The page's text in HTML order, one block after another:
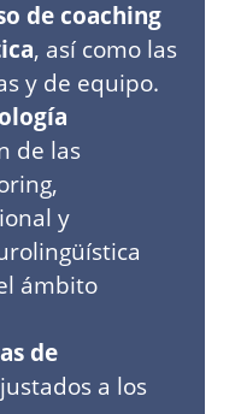
de coaching
, así como las
y de equipo.
de las
y
ámbito
de
a los